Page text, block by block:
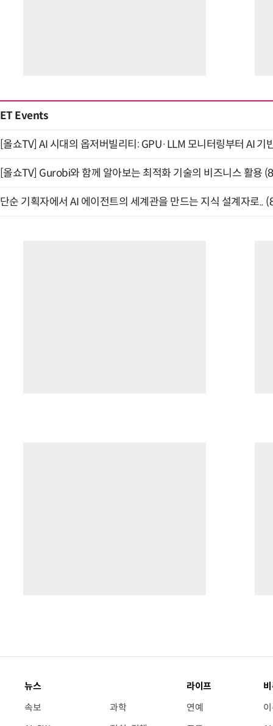
ET Events
[올쇼TV] AI 시대의 옵저버빌리티: GPU·LLM 모니터링부터 AI
[올쇼TV] Gurobi와 함께 알아보는 최적화 기술의 비즈니스 활용
단순 기획자에서 AI 에이전트의 세계관을 만드는 지식 설계자로..
뉴스
속보
과학
라이프
연예